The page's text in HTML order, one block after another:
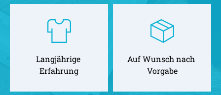
Langjährige
Erfahrung
Auf Wunsch nach
Vorgabe